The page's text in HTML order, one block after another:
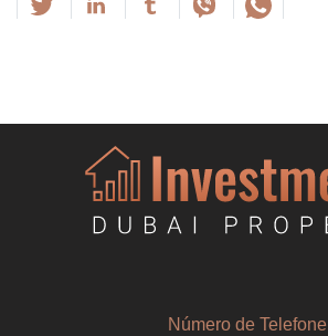
Número de Telefone